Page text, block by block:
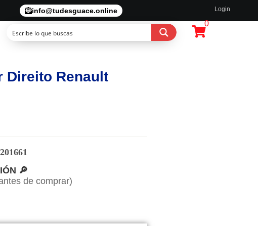
info@tudesguace.online Login
0
Direito Renault
201661
🔎
de comprar)